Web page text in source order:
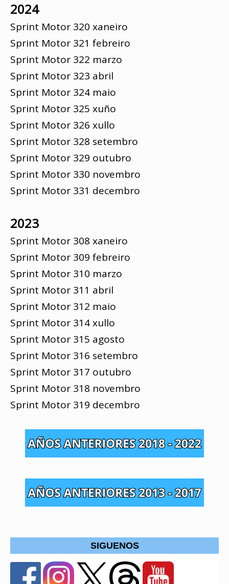
2024
Sprint Motor 320 xaneiro
Sprint Motor 321 febreiro
Sprint Motor 322 marzo
Sprint Motor 323 abril
Sprint Motor 324 maio
Sprint Motor 325 xuño
Sprint Motor 326 xullo
Sprint Motor 328 setembro
Sprint Motor 329 outubro
Sprint Motor 330 novembro
Sprint Motor 331 decembro
2023
Sprint Motor 308 xaneiro
Sprint Motor 309 febreiro
Sprint Motor 310 marzo
Sprint Motor 311 abril
Sprint Motor 312 maio
Sprint Motor 314 xullo
Sprint Motor 315 agosto
Sprint Motor 316 setembro
Sprint Motor 317 outubro
Sprint Motor 318 novembro
Sprint Motor 319 decembro
SIGUENOS